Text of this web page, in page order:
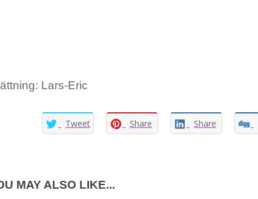
Lars-Eric
Tweet Share Share
MAY ALSO LIKE...